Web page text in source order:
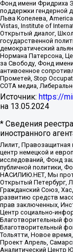
Фонд имени Фридриха
поддержки гендерной
Льва Копелева,
Vistas, Institute of
Открытый диалог,
государственной
демократический
Нормана Патерсона,
за Свободу, Фонд
антивоенное
Прометей, Stop
СОТА медиа,
Источник: https://
на 13.05.2024
* Сведения
иностранного
Лилит, Правозащитная
центр немецкой и
исследований, Фонд
публичной политики,
НАСИЛИЮ.НЕТ, Мы
Открытый Петербург,
Гражданский Союз,
развитию средств
прав заключенных,
Центр социально-
Благотворительный
Благотворительный
Тольятти, Новое время,
Проект Апрель,
Аналитический Центр